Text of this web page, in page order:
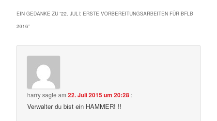
EIN GEDANKE ZU “22. JULI: ERSTE VORBEREITUNGSARBEITEN FÜR BFLB
2016”
harrysagte am22. Juli 2015 um 20:28 :
Verwalter du bist ein HAMMER! !!